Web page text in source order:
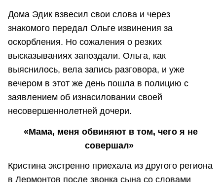
Дома Эдик взвесил свои слова и через
знакомого передал Ольге извинения за
оскорбления. Но сожаления о резких
высказываниях запоздали. Ольга, как
выяснилось, вела запись разговора, и уже
вечером в этот же день пошла в полицию с
заявлением об изнасиловании своей
несовершеннолетней дочери.
«Мама, меня обвиняют в том, чего я не
совершал»
Кристина экстренно приехала из другого региона
в Лермонтов после звонка сына со словами